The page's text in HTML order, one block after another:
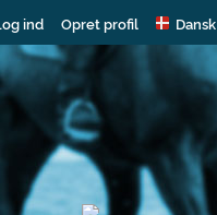
ind Opret profil Dansk